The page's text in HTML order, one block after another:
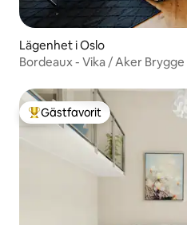
Lägenhet i Oslo
Bordeaux - Vika / Aker Brygge
Populär gästfavorit
Gästfavorit